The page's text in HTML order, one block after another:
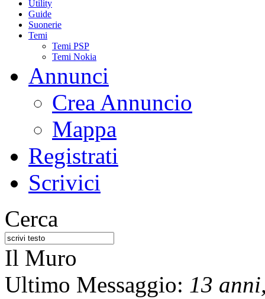
Utility
Guide
Suonerie
Temi
Temi PSP
Temi Nokia
Annunci
Crea Annuncio
Mappa
Registrati
Scrivici
Cerca
Il Muro
Ultimo Messaggio: 13